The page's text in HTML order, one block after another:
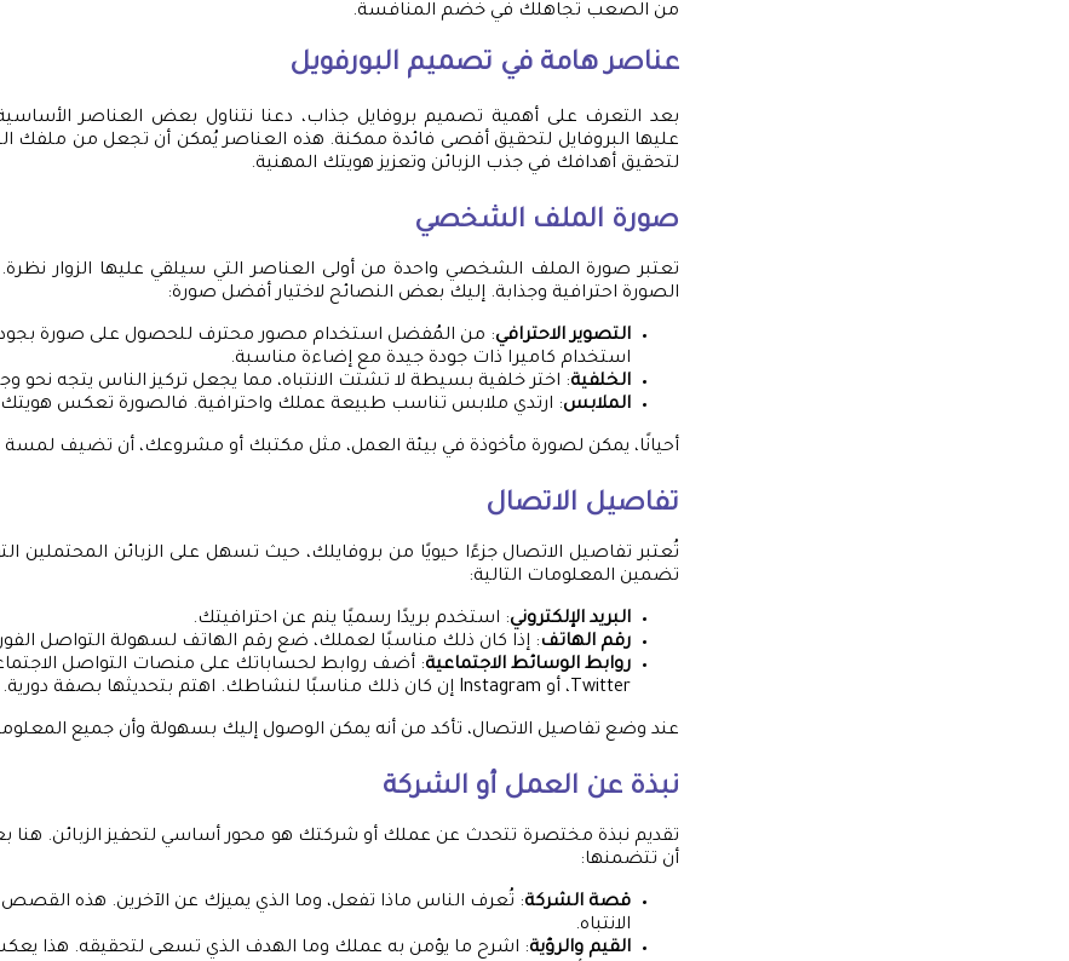
من الصعب تجاهلك في خضم المنافسة.
عناصر هامة في تصميم البورفويل
بعد التعرف على أهمية تصميم بروفايل جذاب، دعنا نتناول بعض العناصر
عليها البروفايل لتحقيق أقصى فائدة ممكنة. هذه العناصر يُمكن أن تجعل من
لتحقيق أهدافك في جذب الزبائن وتعزيز هويتك المهنية.
صورة الملف الشخصي
تعتبر صورة الملف الشخصي واحدة من أولى العناصر التي سيلقي عليها الزوار
الصورة احترافية وجذابة. إليك بعض النصائح لاختيار أفضل صورة:
التصوير الاحترافي: من المُفضل استخدام مصور محترف للحصول على صورة
استخدام كاميرا ذات جودة جيدة مع إضاءة مناسبة.
الخلفية: اختر خلفية بسيطة لا تشتت الانتباه، مما يجعل تركيز الناس يتجه نحو
الملابس: ارتدي ملابس تناسب طبيعة عملك واحترافية. فالصورة تعكس
أحيانًا، يمكن لصورة مأخوذة في بيئة العمل، مثل مكتبك أو مشروعك، أن تضيف
تفاصيل الاتصال
تُعتبر تفاصيل الاتصال جزءًا حيويًا من بروفايلك، حيث تسهل على الزبائن المحتملين
تضمين المعلومات التالية:
البريد الإلكتروني: استخدم بريدًا رسميًا ينم عن احترافيتك.
رقم الهاتف: إذا كان ذلك مناسبًا لعملك، ضع رقم الهاتف لسهولة التواصل
روابط الوسائط الاجتماعية
Twitter، أو Instagram إن كان ذلك مناسبًا لنشاطك. اهتم بتحديثها بصفة دورية.
عند وضع تفاصيل الاتصال، تأكد من أنه يمكن الوصول إليك بسهولة وأن جميع
نبذة عن العمل أو الشركة
تقديم نبذة مختصرة تتحدث عن عملك أو شركتك هو محور أساسي لتحفيز الزبائن. هنا
أن تتضمنها:
قصة الشركة: تُعرف الناس ماذا تفعل، وما الذي يميزك عن الآخرين. هذه
الانتباه.
القيم والرؤية: اشرح ما يؤمن به عملك وما الهدف الذي تسعى لتحقيقه. هذا